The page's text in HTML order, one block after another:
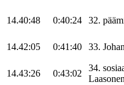
14.40:48 0:40:24 32.
14.42:05 0:41:40 33.
14.43:26 0:43:02
34.